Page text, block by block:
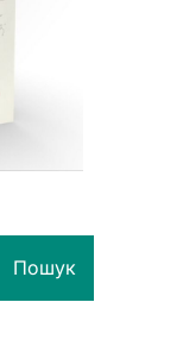
Пошук